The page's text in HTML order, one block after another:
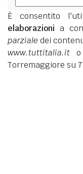
È consentito
elaborazioni a
parziale dei
www.tuttitalia.it o
Torremaggiore su